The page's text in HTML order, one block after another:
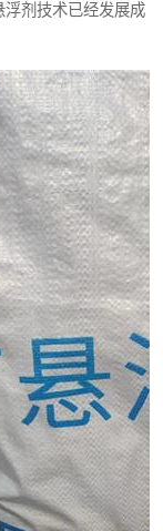
剂技术已经发展成